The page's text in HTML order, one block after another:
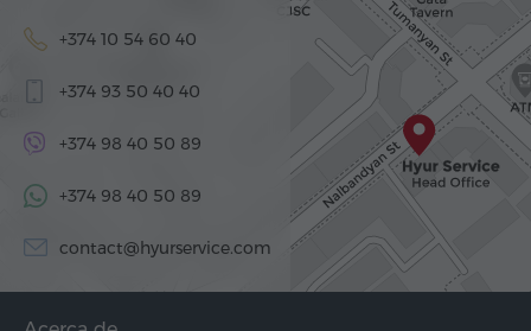
+374 10 54 60 40
+374 93 50 40 40
+374 98 40 50 89
+374 98 40 50 89
contact@hyurservice.com